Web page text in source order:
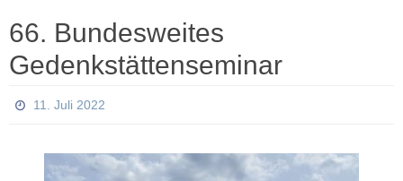
66. Bundesweites
Gedenkstättenseminar
11. Juli 2022